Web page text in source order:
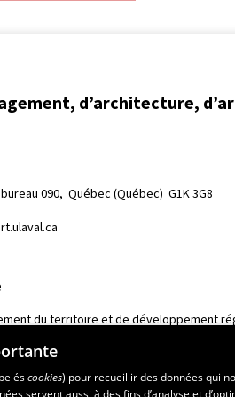
d’architecture,
090, Québec (Québec)  G1K 3G8
du territoire et de développement
et développement
cookies) pour recueillir des données qui
servent aussi à des fins d’analyse et